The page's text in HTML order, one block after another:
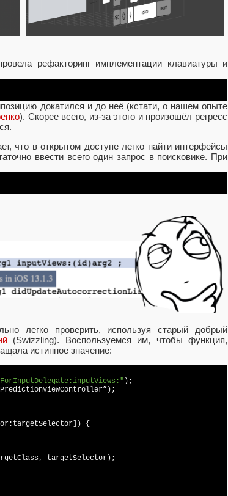
рефакторинг имплементации клавиатуры и
докатился и до неё (кстати, о нашем опыте
). Скорее всего, из-за этого и произошёл регресс
что в открытом доступе легко найти интерфейсы
ввести всего один запрос в поисковике. При
легко проверить, используя старый добрый
(Swizzling). Воспользуемся им, чтобы функция,
истинное значение:
);
”);
{
targetSelector);